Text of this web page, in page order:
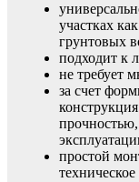
участках
грунтовых
подходит к
не требует
за счет
простой